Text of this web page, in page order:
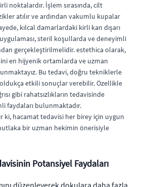
noktalardır. İşlem sırasında, cilt
atılır ve ardından vakumlu kupalar
kılcal damarlardaki kirli kan dışarı
steril koşullarda ve deneyimli
gerçekleştirilmelidir. estethica olarak,
en hijyenik ortamlarda ve uzman
Bu tedavi, doğru tekniklerle
oldukça etkili sonuçlar verebilir. Özellikle
gibi rahatsızlıkların tedavisinde
faydaları bulunmaktadır.
ki, hacamat tedavisi her birey için uygun
bir uzman hekimin önerisiyle
Potansiyel Faydaları
düzenleyerek dokulara daha fazla